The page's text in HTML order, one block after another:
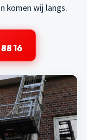
komen wij langs.
16